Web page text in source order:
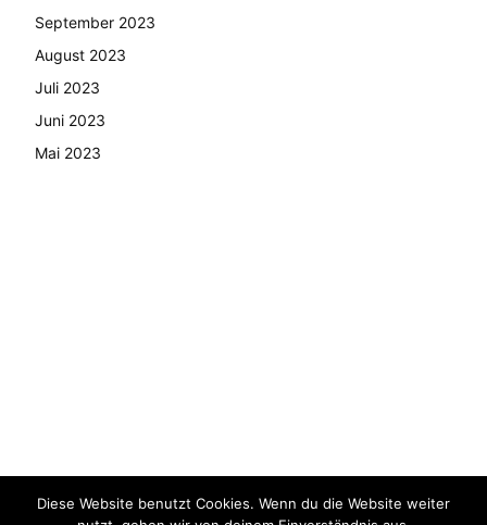
September 2023
August 2023
Juli 2023
Juni 2023
Mai 2023
© Copyright - 2024 AutoMarktNews.de
Diese Website benutzt Cookies. Wenn du die Website weiter